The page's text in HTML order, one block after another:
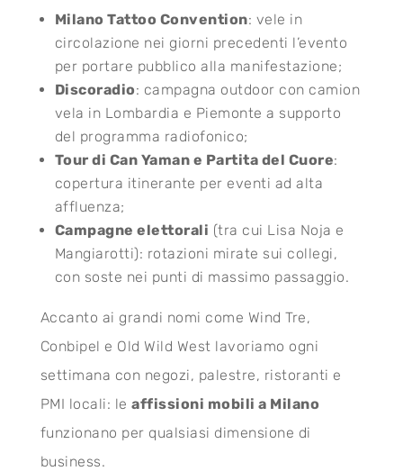
Milano Tattoo Convention: vele in
circolazione nei giorni precedenti l’evento
per portare pubblico alla manifestazione;
Discoradio: campagna outdoor con camion
vela in Lombardia e Piemonte a supporto
del programma radiofonico;
Tour di Can Yaman e Partita del Cuore:
copertura itinerante per eventi ad alta
affluenza;
Campagne elettorali (tra cui Lisa Noja e
Mangiarotti): rotazioni mirate sui collegi,
con soste nei punti di massimo passaggio.
Accanto ai grandi nomi come Wind Tre,
Conbipel e Old Wild West lavoriamo ogni
settimana con negozi, palestre, ristoranti e
PMI locali: leaffissioni mobili a Milano
funzionano per qualsiasi dimensione di
business.